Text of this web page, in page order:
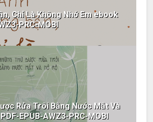
Chỉ Là Không Nhớ Em ebook
PRC-MOBI
Rửa Trôi Bằng Nước Mắt Và
EPUB-AWZ3-PRC-MOBI